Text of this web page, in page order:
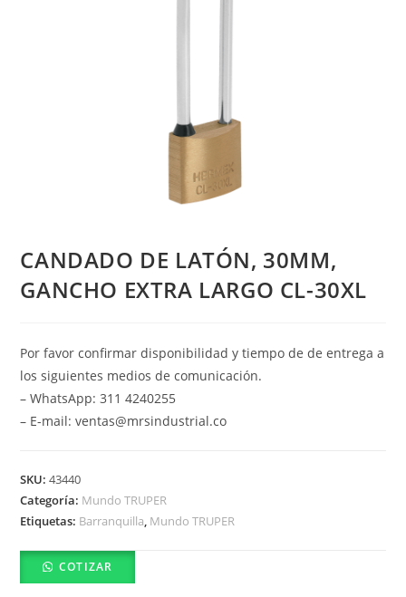
CANDADO DE LATÓN, 30MM,
GANCHO EXTRA LARGO CL-30XL
Por favor confirmar disponibilidad y tiempo de de entrega a
los siguientes medios de comunicación.
– WhatsApp: 311 4240255
– E-mail: ventas@mrsindustrial.co
SKU:43440
Categoría: Mundo TRUPER
Etiquetas: Barranquilla, Mundo TRUPER
COTIZAR